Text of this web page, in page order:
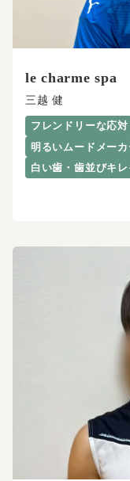
le charme spa
三越 健
フレンドリーな応対
明るいムードメーカ
白い歯・歯並びキレ